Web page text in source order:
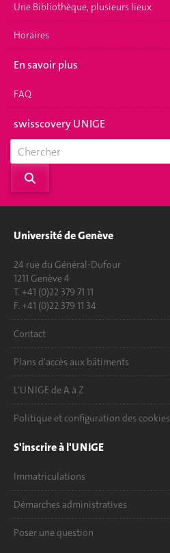
Une Bibliothèque, plusieurs lieux
Horaires
En savoir plus
FAQ
swisscovery UNIGE
Université de Genève
24 rue du Général-Dufour
1211 Genève 4
T. +41 (0)22 379 71 11
F. +41 (0)22 379 11 34
Contact
Plans d'accès aux bâtiments
L'UNIGE de A à Z
Politique et configuration des cookies
S'inscrire à l'UNIGE
Immatriculations
Démarches administratives
Poser une question